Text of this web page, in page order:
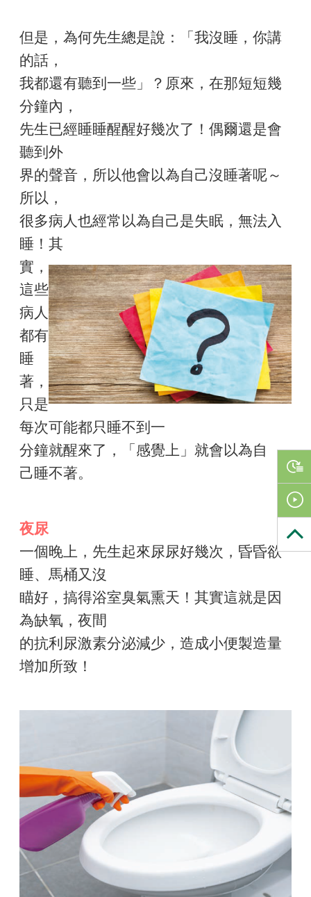
但是，為何先生總是說：「我沒睡，你講
的話，
我都還有聽到一些」？原來，在那短短幾
分鐘內，
先生已經睡睡醒醒好幾次了！偶爾還是會
聽到外
界的聲音，所以他會以為自己沒睡著呢～
所以，
很多病人也經常以為自己是失眠，無法入
睡！其
實，
這些
病人
都有
睡
著，
只是
每次可能都只睡不到一
分鐘就醒來了，「感覺上」就會以為自
己睡不著。
夜尿
一個晚上，先生起來尿尿好幾次，昏昏欲
睡、馬桶又沒
瞄好，搞得浴室臭氣熏天！其實這就是因
為缺氧，夜間
的抗利尿激素分泌減少，造成小便製造量
增加所致！